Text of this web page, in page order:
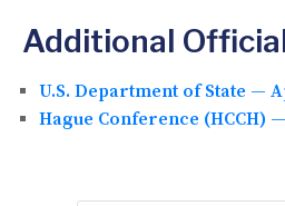
Additional
U.S. Department of State —
Hague Conference (HCCH)